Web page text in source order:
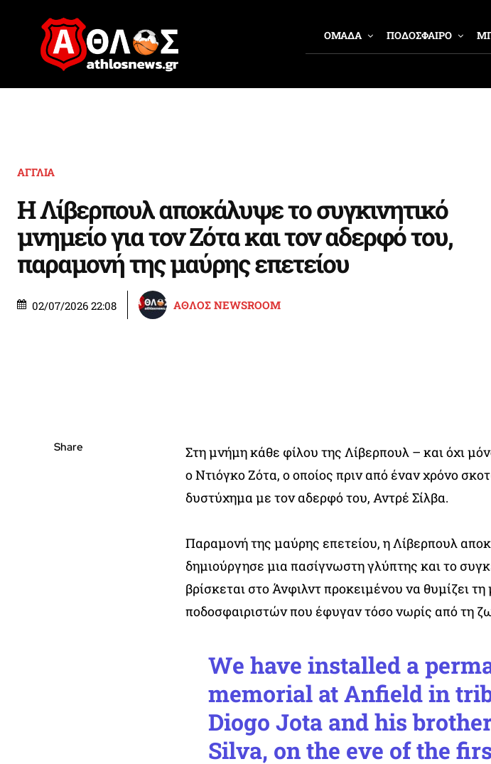
ΟΜΑΔΑ ΠΟΔΟΣΦΑΙΡΟ
ΑΓΓΛΙΑ
Η Λίβερπουλ αποκάλυψε το συγκινητικό
μνημείο για τον Ζότα και τον αδερφό του,
παραμονή της μαύρης επετείου
02/07/2026 22:08 ΑΘΛΟΣ NEWSROOM
Share
Στη μνήμη κάθε φίλου της Λίβερπουλ – και όχι
ο Ντιόγκο Ζότα, ο οποίος πριν από έναν χρόνο
δυστύχημα με τον αδερφό του, Αντρέ Σίλβα.
Παραμονή της μαύρης επετείου, η Λίβερπουλ
δημιούργησε μια πασίγνωστη γλύπτης και το
βρίσκεται στο Άνφιλντ προκειμένου να θυμίζει
ποδοσφαιριστών που έφυγαν τόσο νωρίς από τη
We have installed a
memorial at Anfield in
Diogo Jota and his
Silva, on the eve of the